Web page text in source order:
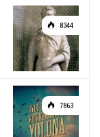
8344
7863